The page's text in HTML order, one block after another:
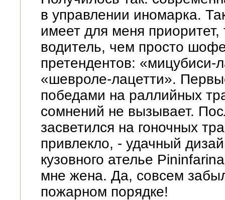
в управлении иномарка.
имеет для меня
водитель, чем просто
претендентов:
«шевроле-лацетти».
победами на раллийных
сомнений не вызывает.
засветился на гоночных
привлекло, - удачный
кузовного ателье
мне жена. Да, совсем
пожарном порядке!